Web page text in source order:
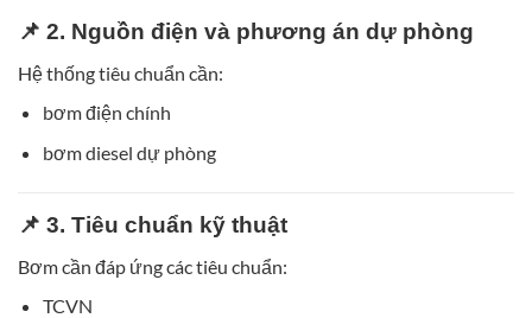
📌 2. Nguồn điện và phương án dự phòng
Hệ thống tiêu chuẩn cần:
bơm điện chính
bơm diesel dự phòng
📌 3. Tiêu chuẩn kỹ thuật
Bơm cần đáp ứng các tiêu chuẩn:
TCVN